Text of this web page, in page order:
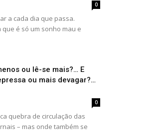
0
a cada dia que passa.
é só um sonho mau e
ou lê-se mais?… E
ou mais devagar?…
0
quebra de circulação das
– mas onde também se